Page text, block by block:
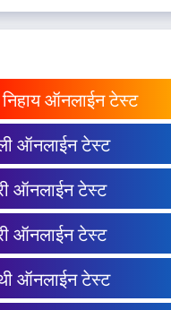
निहाय ऑनलाईन टेस्ट
ऑनलाईन टेस्ट
ऑनलाईन टेस्ट
ऑनलाईन टेस्ट
ऑनलाईन टेस्ट